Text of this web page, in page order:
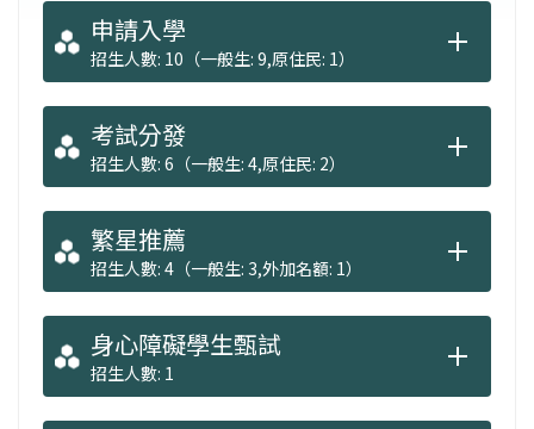
代，強化學生的廣度與應變能力。
申請入學
招生人數: 10（一般生: 9,原住民: 1）
考試分發
招生人數: 6（一般生: 4,原住民: 2）
繁星推薦
招生人數: 4（一般生: 3,外加名額: 1）
身心障礙學生甄試
招生人數: 1